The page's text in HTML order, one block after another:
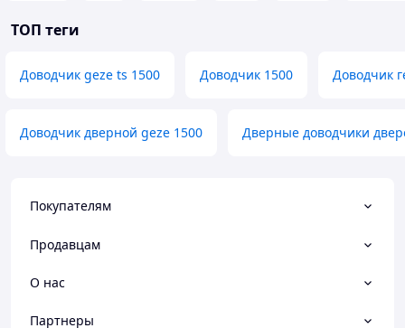
ТОП теги
Доводчик geze ts 1500 Доводчик 1500 Доводчик
Доводчик дверной geze 1500 Дверные доводчики
Покупателям
Продавцам
О нас
Партнеры